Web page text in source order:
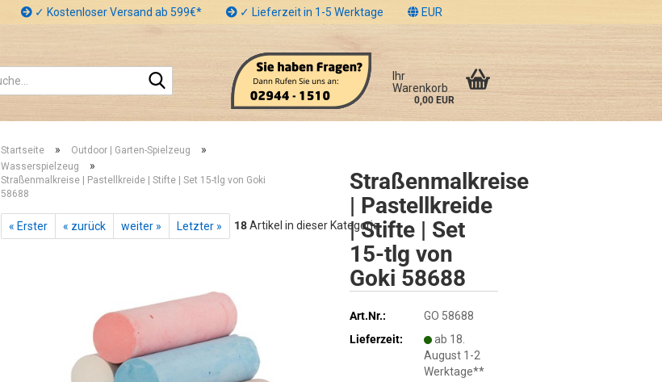
✓ Kostenloser Versand ab 599€* ✓ Lieferzeit in 1-5 Werktage
EUR
Ihr
Warenkorb
0,00 EUR
Startseite » Outdoor | Garten-Spielzeug »
Wasserspielzeug »
Straßenmalkreise | Pastellkreide | Stifte | Set 15-tlg von Goki
58688
« Erster « zurück weiter » Letzter » 18Artikel in dieser Kategorie
Straßenmalkreise
| Pastellkreide
| Stifte | Set
15-tlg von
Goki 58688
Art.Nr.:
GO 58688
Lieferzeit:
ab 18.
August 1-2
Werktage**